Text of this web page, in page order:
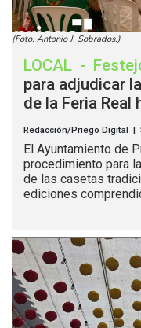
(Foto: Antonio J. Sobrados.)
LOCAL -
para adjudicar
de la Feria Real
Redacción/Priego Digital |
El Ayuntamiento de
procedimiento para
de las casetas
ediciones